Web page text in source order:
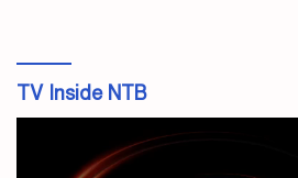
TV Inside NTB